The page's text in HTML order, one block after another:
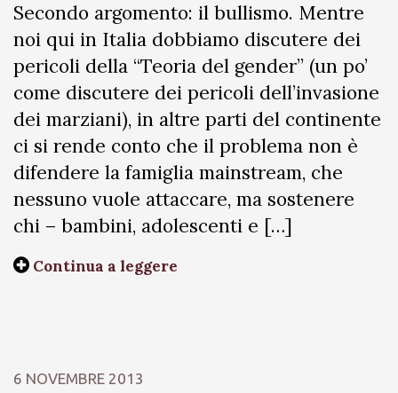
Secondo argomento: il bullismo. Mentre
noi qui in Italia dobbiamo discutere dei
pericoli della “Teoria del gender” (un po’
come discutere dei pericoli dell’invasione
dei marziani), in altre parti del continente
ci si rende conto che il problema non è
difendere la famiglia mainstream, che
nessuno vuole attaccare, ma sostenere
chi – bambini, adolescenti e […]
Continua a leggere
6 NOVEMBRE 2013